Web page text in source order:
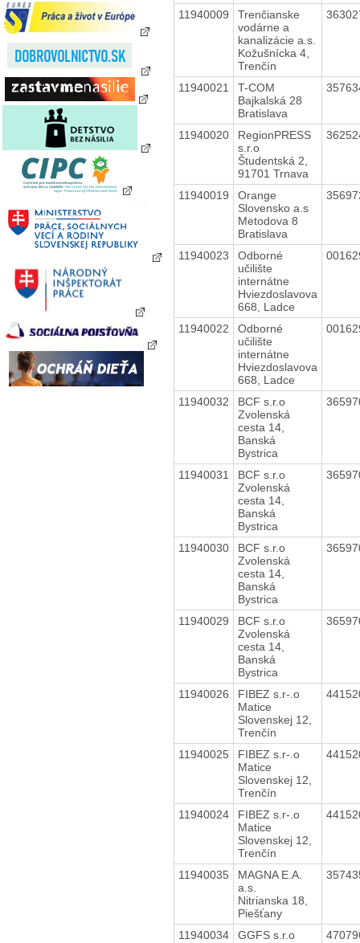
11940009
Trenčianske
vodárne a
kanalizácie a.s.
Kožušnícka 4,
Trenčín
11940021
T-COM
Bajkalská 28
Bratislava
11940020
RegionPRESS
s.r.o
Študentská 2,
91701 Trnava
11940019
Orange
Slovensko a.s
Metodova 8
Bratislava
11940023
Odborné
učilište
internátne
Hviezdoslavova
668, Ladce
11940022
Odborné
učilište
internátne
Hviezdoslavova
668, Ladce
11940032
BCF s.r.o
Zvolenská
cesta 14,
Banská
Bystrica
11940031
BCF s.r.o
Zvolenská
cesta 14,
Banská
Bystrica
11940030
BCF s.r.o
Zvolenská
cesta 14,
Banská
Bystrica
11940029
BCF s.r.o
Zvolenská
cesta 14,
Banská
Bystrica
11940026
FIBEZ s.r-.o
Matice
Slovenskej 12,
Trenčín
11940025
FIBEZ s.r-.o
Matice
Slovenskej 12,
Trenčín
11940024
FIBEZ s.r-.o
Matice
Slovenskej 12,
Trenčín
11940035
MAGNA E.A.
a.s.
Nitrianska 18,
Piešťany
11940034
GGFS s.r.o